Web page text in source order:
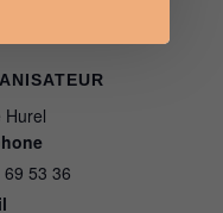
Hurel
53 36